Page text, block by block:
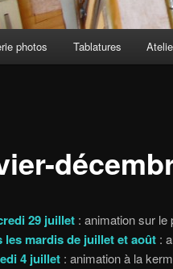
photos Tablatures
29 juillet : animation sur le
les mardis de juillet et août :
4 juillet : animation à la